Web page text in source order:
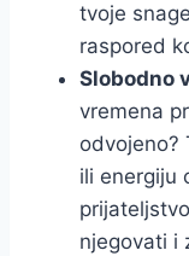
tvoje
raspored
Slobodno
vremena
odvojeno?
ili energiju
njegovati i